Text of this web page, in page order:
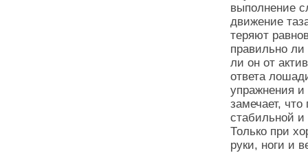
выполнение
движение
теряют
правильно
ли он от
ответа
упражнения и
замечает, что
стабильной и
Только при
руки, ноги и